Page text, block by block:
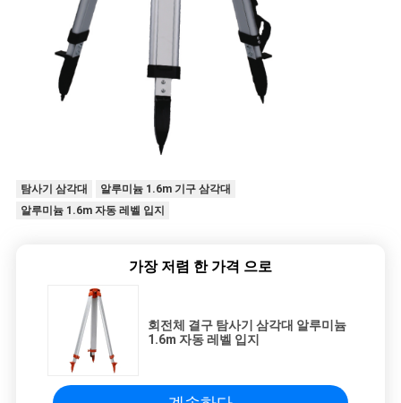
탐사기 삼각대
알루미늄 1.6m 기구 삼각대
알루미늄 1.6m 자동 레벨 입지
가장 저렴 한 가격 으로
회전체 결구 탐사기 삼각대 알루미늄
1.6m 자동 레벨 입지